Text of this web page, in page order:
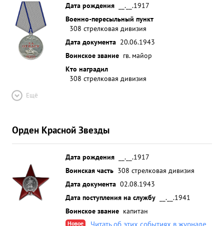
Дата рождения
__.__.1917
Военно-пересыльный пункт
308 стрелковая дивизия
Дата документа 20.06.1943
Воинское звание гв. майор
Кто наградил
308 стрелковая дивизия
Ещё
Орден Красной Звезды
Дата рождения
__.__.1917
Воинская часть 308 стрелковая дивизия
Дата документа 02.08.1943
Дата поступления на службу
__.__.1941
Воинское звание капитан
Новое